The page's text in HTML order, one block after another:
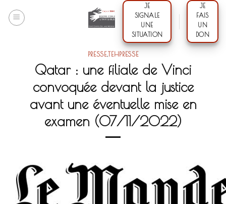
JE
SIGNALE
UNE
SITUATION
JE
FAIS
UN
DON
PRESSE,TEHPRESSE
Qatar : une filiale de Vinci
convoquée devant la justice
avant une éventuelle mise en
examen (07/11/2022)